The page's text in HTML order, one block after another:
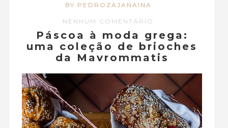
BY PEDROZAJANAINA
NENHUM COMENTÁRIO
Páscoa à moda grega:
uma coleção de brioches
da Mavrommatis